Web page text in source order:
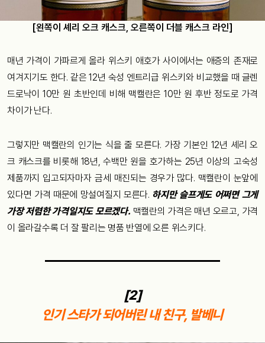
[왼쪽이 셰리 오크 캐스크, 오른쪽이 더블 캐스크 라인]
매년 가격이 가파르게 올라 위스키 애호가 사이에서는 애증의 존재로
여겨지기도 한다. 같은 12년 숙성 엔트리급 위스키와 비교했을 때 글렌
드로낙이 10만 원 초반인데 비해 맥캘란은 10만 원 후반 정도로 가격
차이가 난다.
그렇지만 맥캘란의 인기는 식을 줄 모른다. 가장 기본인 12년 셰리 오
크 캐스크를 비롯해 18년, 수백만 원을 호가하는 25년 이상의 고숙성
제품까지 입고되자마자 금세 매진되는 경우가 많다. 맥캘란이 눈앞에
있다면 가격 때문에 망설여질지 모른다. 하지만 슬프게도 어쩌면 그게
가장 저렴한 가격일지도 모르겠다. 맥캘란의 가격은 매년 오르고, 가격
이 올라갈수록 더 잘 팔리는 명품 반열에 오른 위스키다.
[2]
인기 스타가 되어버린 내 친구, 발베니